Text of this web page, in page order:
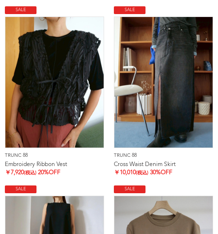
SALE
TRUNC 88
Embroidery Ribbon Vest
￥ 7,920(税込) 20%OFF
SALE
TRUNC 88
Cross Waist Denim Skirt
￥ 10,010(税込) 30%OFF
SALE SALE